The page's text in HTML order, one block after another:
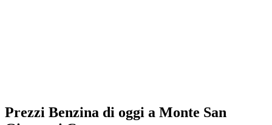
Prezzi Benzina di oggi a Monte San